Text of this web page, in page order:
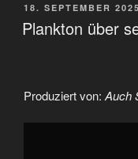
VERÖFFENTLICHT
AM
18. SEPTEMBER 2025
Plankton über
Produziert von: Auch
„Plankton